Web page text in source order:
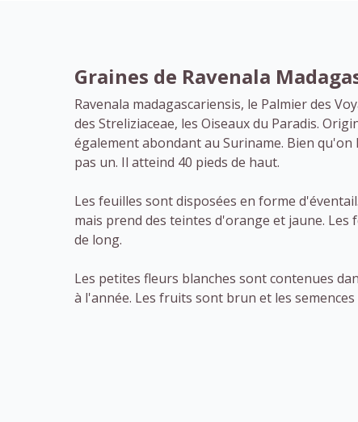
Graines de Ravenala
Ravenala madagascariensis, le Palmier des
des Streliziaceae, les Oiseaux du Paradis.
également abondant au Suriname. Bien qu'on
pas un. Il atteind 40 pieds de haut.
Les feuilles sont disposées en forme
mais prend des teintes d'orange et jaune.
de long.
Les petites fleurs blanches sont contenues
à l'année. Les fruits sont brun et les semences